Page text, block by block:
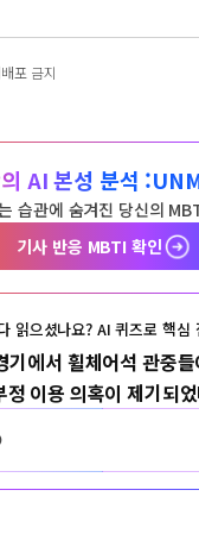
포 금지
AI 본성 분석 :
습관에 숨겨진 당신의
기사 반응 MBTI 확인
읽으셨나요? AI 퀴즈로 핵심
기에서 휠체어석 관중
정 이용 의혹이 제기되